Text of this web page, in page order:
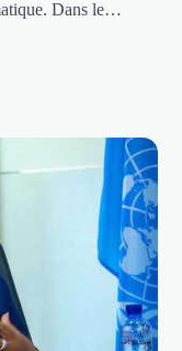
Dans le…